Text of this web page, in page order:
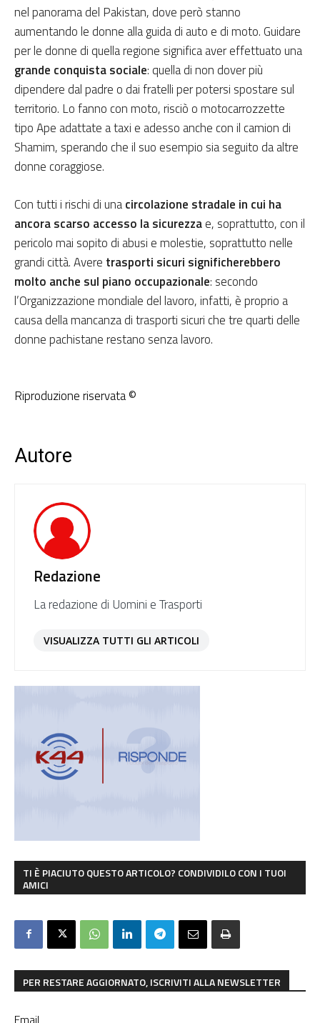
nel panorama del Pakistan, dove però stanno
aumentando le donne alla guida di auto e di moto. Guidare
per le donne di quella regione significa aver effettuato una
grande conquista sociale: quella di non dover più
dipendere dal padre o dai fratelli per potersi spostare sul
territorio. Lo fanno con moto, risciò o motocarrozzette
tipo Ape adattate a taxi e adesso anche con il camion di
Shamim, sperando che il suo esempio sia seguito da altre
donne coraggiose.
Con tutti i rischi di unacircolazione stradale in cui ha
ancora scarso accesso la sicurezzae, soprattutto, con il
pericolo mai sopito di abusi e molestie, soprattutto nelle
grandi città. Avere trasporti sicuri significherebbero
molto anche sul piano occupazionale: secondo
l’Organizzazione mondiale del lavoro, infatti, è proprio a
causa della mancanza di trasporti sicuri che tre quarti delle
donne pachistane restano senza lavoro.
Riproduzione riservata ©
Autore
Redazione
La redazione di Uomini e Trasporti
VISUALIZZA TUTTI GLI ARTICOLI
TI È PIACIUTO QUESTO ARTICOLO? CONDIVIDILO CON I TUOI
AMICI
PER RESTARE AGGIORNATO, ISCRIVITI ALLA NEWSLETTER
Email